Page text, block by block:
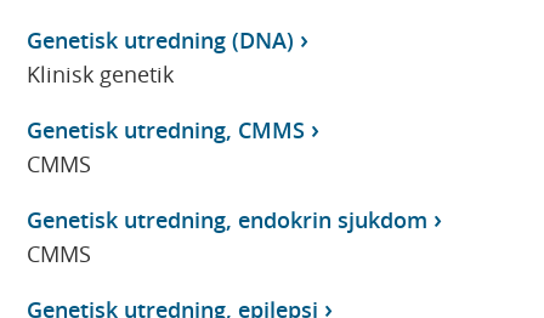
Genetisk utredning (DNA)
Klinisk genetik
Genetisk utredning, CMMS
CMMS
Genetisk utredning, endokrin sjukdom
CMMS
Genetisk utredning, epilepsi